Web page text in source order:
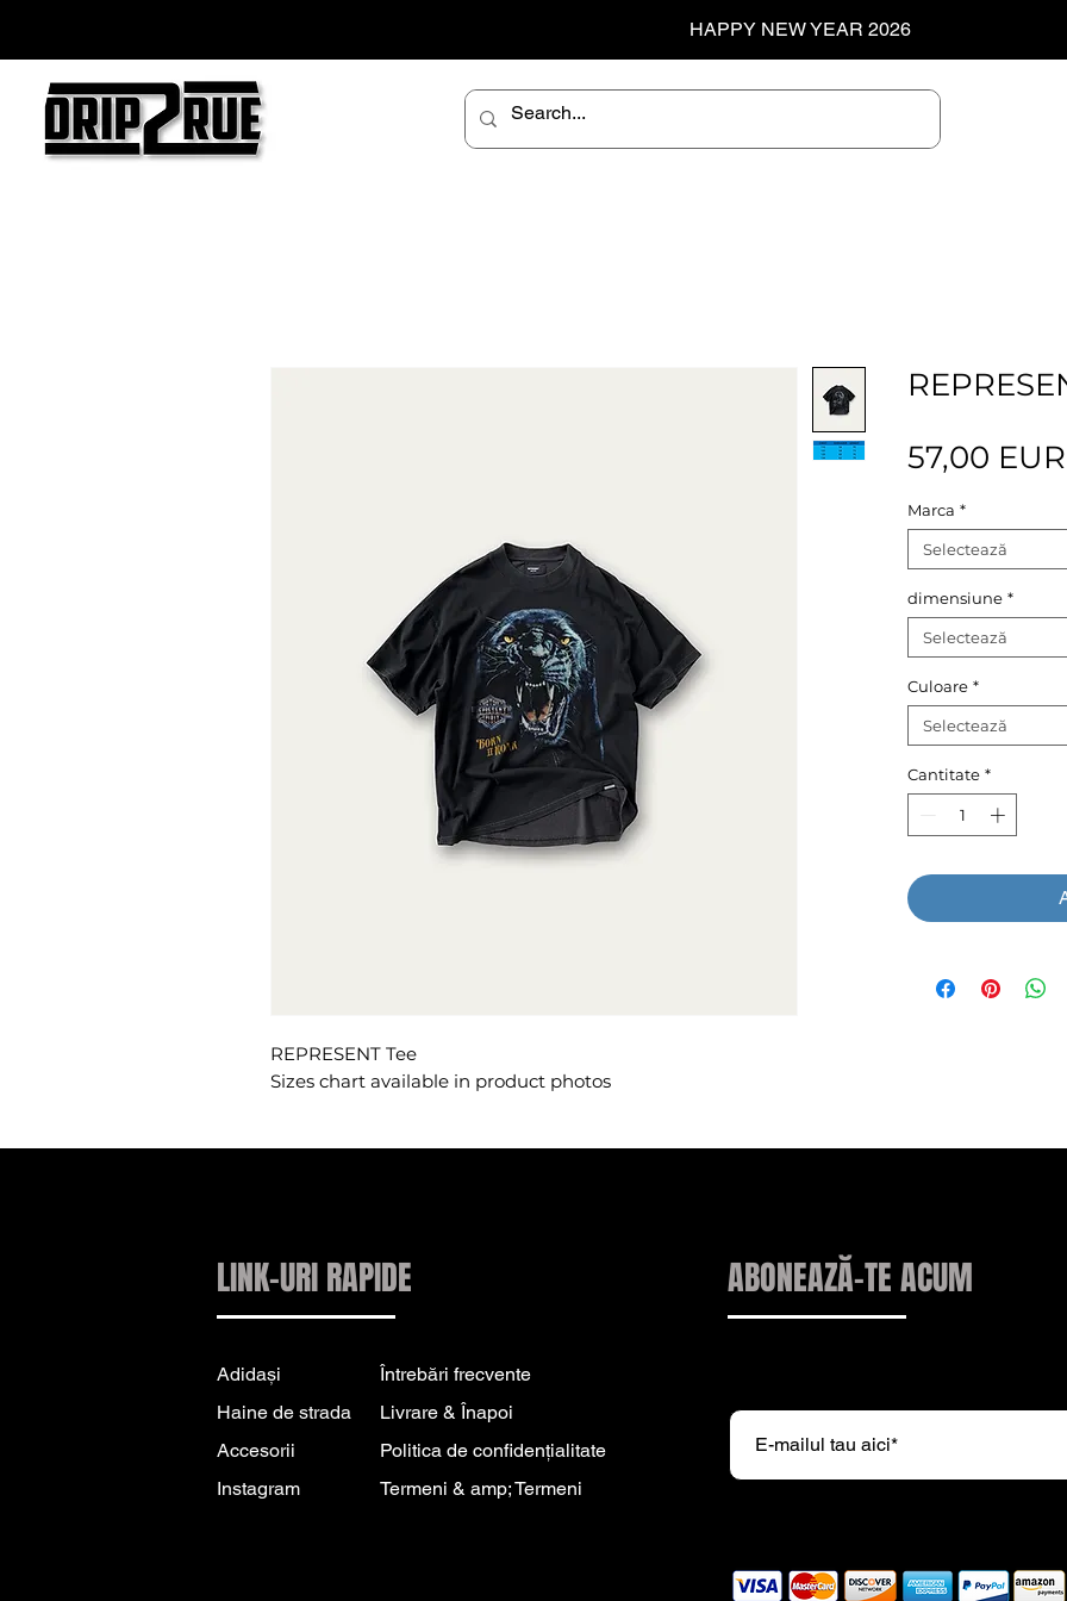
HAPPY NEW YEAR 2026
REPRESENT Tee
Sizes chart available in product photos
57,00 EUR
Marca *
Selectează
dimensiune *
Selectează
Culoare *
Selectează
Cantitate *
LINK-URI RAPIDE
Adidași
Haine de strada
Accesorii
Instagram
Întrebări frecvente
Livrare & Înapoi
Politica de confidențialitate
Termeni & amp; Termeni
ABONEAZĂ-TE ACUM